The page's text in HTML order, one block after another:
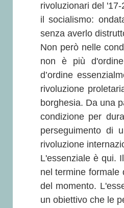
rivoluzionari del
il socialismo:
senza averlo
Non però nelle
non è più
d’ordine
rivoluzione
borghesia. Da una
condizione per
perseguimento di
rivoluzione
L'essenziale è qui.
nel termine formale
del momento.
un obiettivo che le